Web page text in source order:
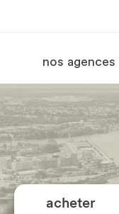
nos agences
acheter